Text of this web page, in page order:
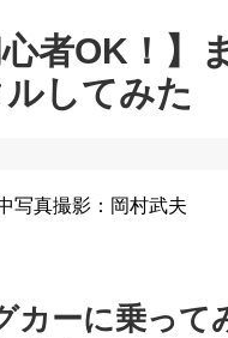
心者OK！
してみた
写真撮影：岡村武夫
カーに乗って